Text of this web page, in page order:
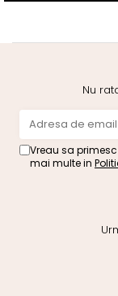
Nu
Vreau sa
mai multe in